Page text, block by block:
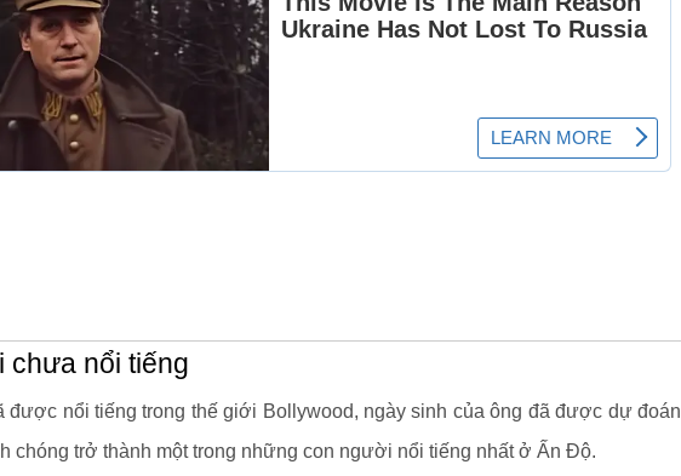
chưa nổi tiếng
được nổi tiếng trong thế giới Bollywood, ngày sinh của ông đã được dự đoán
chóng trở thành một trong những con người nổi tiếng nhất ở Ấn Độ.